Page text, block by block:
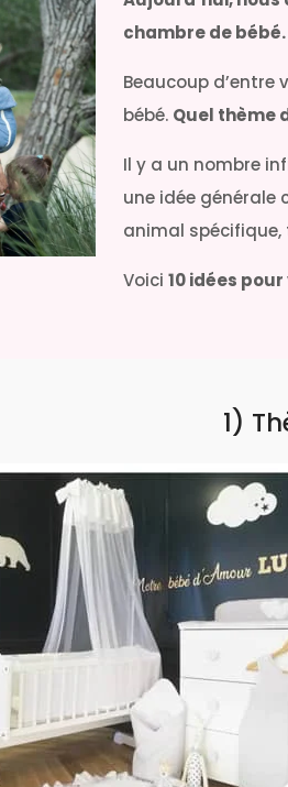
chambre de bébé.
Beaucoup
bébé. Quel thème
Il y a un nombre
une idée générale
animal spécifique,
Voici10 idées
1)